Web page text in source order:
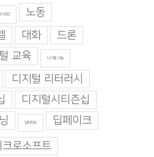
지과인
노동
대화
드론
교육 디지털 기술
디지털 리터러시
디지털시티즌십
딥마인드 딥페이크
크로소프트